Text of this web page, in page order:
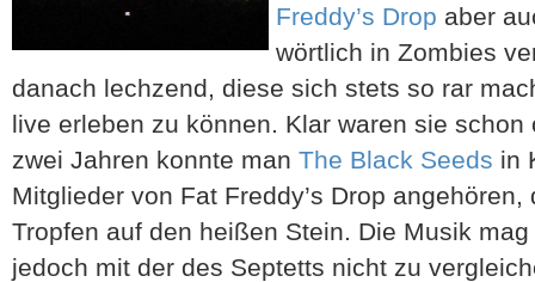
Freddy’s Drop aber
wörtlich in Zombies
danach lechzend, diese sich stets so rar
live erleben zu können. Klar waren sie
zwei Jahren konnte man The Black Seeds in
Mitglieder von Fat Freddy’s Drop
Tropfen auf den heißen Stein. Die Musik
jedoch mit der des Septetts nicht zu